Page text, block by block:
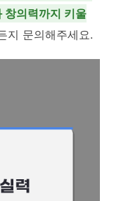
창의력까지 키울
지 문의해주세요.